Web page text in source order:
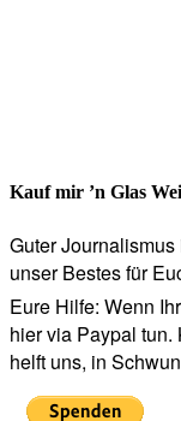
Kauf mir ’n Glas
Guter
unser Bestes für
Eure Hilfe: Wenn
hier via Paypal tun.
helft uns, in